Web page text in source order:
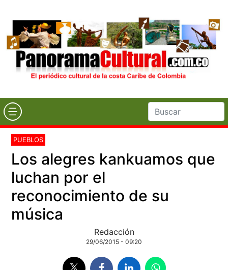
PUEBLOS
Los alegres kankuamos que
luchan por el
reconocimiento de su
música
Redacción
29/06/2015 - 09:20